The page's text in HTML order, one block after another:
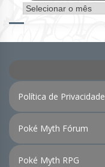
Arquivo
de
Política de Privacidade
Poké Myth Fórum
Poké Myth RPG